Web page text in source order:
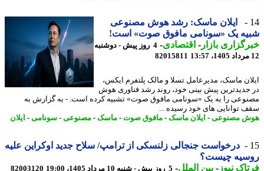
ایلان ماسک: رشد هوش مصنوعی
یک «سونامی مافوق صوت» است!
بازار- اقتصادی- 4 روز پیش - دوشنبه
82015811
ماسک، مدیرعامل تسلا و مالک پلتفرم ایکس،
پیش بینی خود، روند رشد فناوری هوش
را به یک «سونامی مافوق صوت» تشبیه کرده است. - به گزارش به
توانایی های خود رسیده ...
مصنوعی-ایلان ماسک-مافوق صوت-ماسک-مصنوعی-سونامی-ایلان
درخواست جنجالی زلنسکی از ترامپ/ سلاح جدید اوکراین علیه
چیست؟
نیوز-بین الملل-5 روز پیش - شنبه 10 مرداد 1405، 19:00 82003120